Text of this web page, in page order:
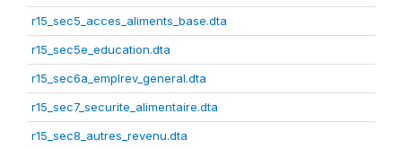
r15_sec5_acces_aliments_base.dta
r15_sec5e_education.dta
r15_sec6a_emplrev_general.dta
r15_sec7_securite_alimentaire.dta
r15_sec8_autres_revenu.dta